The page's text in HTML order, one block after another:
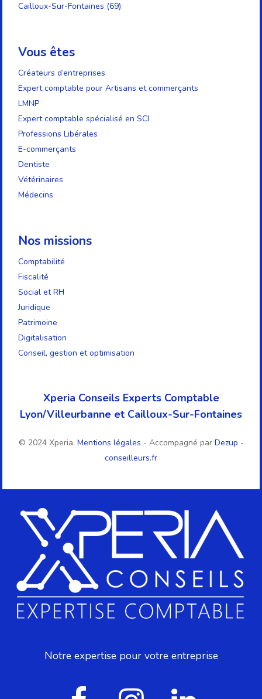
Notre expertise pour votre entreprise
Cailloux-Sur-Fontaines (69)
Vous êtes
Créateurs d’entreprises
Expert comptable pour Artisans et commerçants
LMNP
Expert comptable spécialisé en SCI
Professions Libérales
E-commerçants
Dentiste
Vétérinaires
Médecins
Nos missions
Comptabilité
Fiscalité
Social et RH
Juridique
Patrimoine
Digitalisation
Conseil, gestion et optimisation
Xperia Conseils Experts Comptable
Lyon/Villeurbanne et Cailloux-Sur-Fontaines
© 2024 Xperia. Mentions légales - Accompagné par Dezup -
conseilleurs.fr